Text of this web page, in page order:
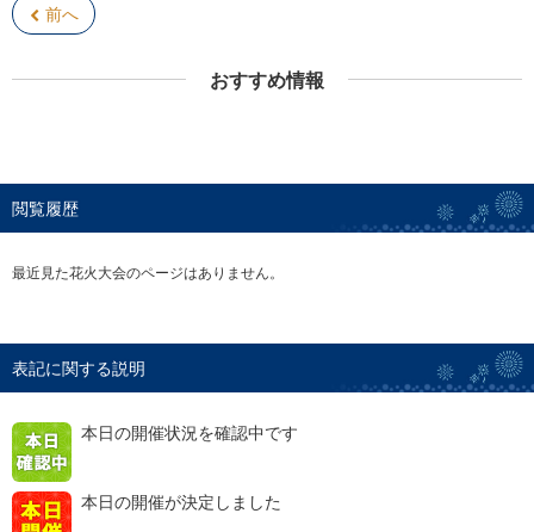
前へ
おすすめ情報
閲覧履歴
最近見た花火大会のページはありません。
表記に関する説明
本日の開催状況を確認中です
本日の開催が決定しました